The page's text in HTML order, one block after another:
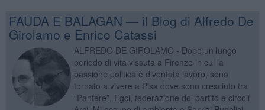
FAUDA E BALAGAN — il Blog di Alfredo De
Girolamo e Enrico Catassi
ALFREDO DE GIROLAMO - Dopo un lungo
periodo di vita vissuta a Firenze in cui la
passione politica è diventata lavoro, sono
tornato a vivere a Pisa dove sono cresciuto tra
“Pantere”, Fgci, federazione del partito e circoli